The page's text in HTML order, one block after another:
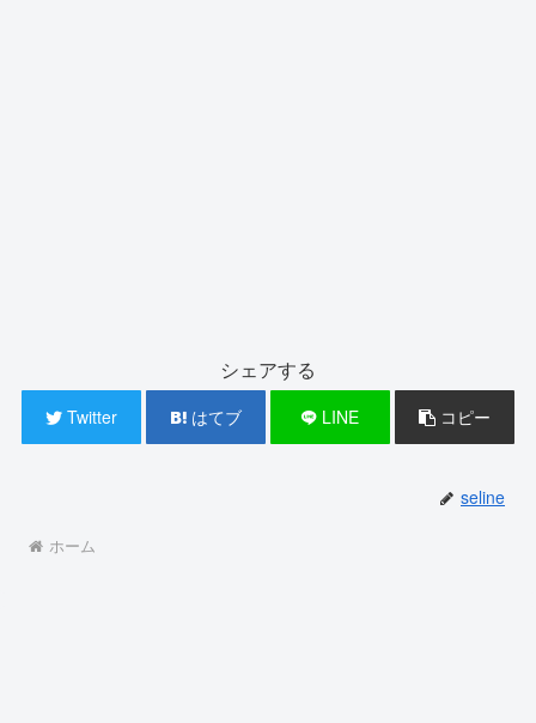
シェアする
Twitter はてブ LINE コピー
seline
ホーム